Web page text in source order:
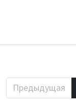
Предыдущая